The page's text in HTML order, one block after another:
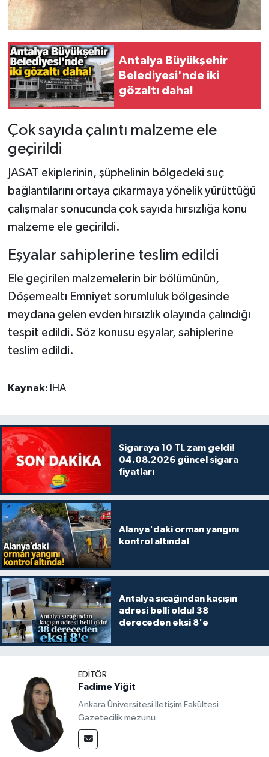
Antalya Büyükşehir
Belediyesi'nde iki
gözaltı daha!
Çok sayıda çalıntı malzeme ele
geçirildi
JASAT ekiplerinin, şüphelinin bölgedeki suç
bağlantılarını ortaya çıkarmaya yönelik yürüttüğü
çalışmalar sonucunda çok sayıda hırsızlığa konu
malzeme ele geçirildi.
Eşyalar sahiplerine teslim edildi
Ele geçirilen malzemelerin bir bölümünün,
Döşemealtı Emniyet sorumluluk bölgesinde
meydana gelen evden hırsızlık olayında çalındığı
tespit edildi. Söz konusu eşyalar, sahiplerine
teslim edildi.
Kaynak: İHA
Sigaraya 10 TL zam geldi!
04.08.2026 güncel sigara
fiyatları
Alanya'daki orman yangını
kontrol altında!
Antalya sıcağından kaçışın
adresi belli oldu! 38
dereceden eksi 8'e
EDITÖR
Fadime Yiğit
Ankara Üniversitesi İletişim Fakültesi
Gazetecilik mezunu.